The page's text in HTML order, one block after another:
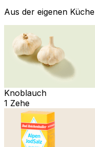
Aus der eigenen Küche
Knoblauch
1 Zehe